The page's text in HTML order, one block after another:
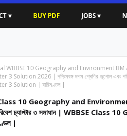
▾ BUY PDF JOBS ▾
WBBSE 10 Geography and Environment BM
Solution 2026 | পশ্চিমবঙ্গ দশম শ্ৰেণির ভূগোল এবং
3 Solution | বারিমণ্ডল |
10 Geography and
পরিবেশ চ্যাপ্টার ৩ সমাধান | WBBSE
|